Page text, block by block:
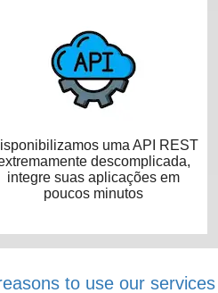
uma API REST
descomplicada,
integre suas aplicações em
poucos minutos
to use our services